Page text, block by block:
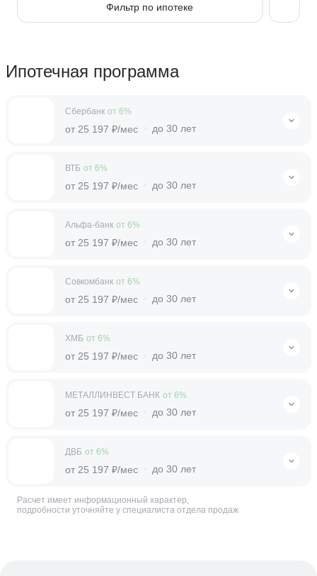
Фильтр по ипотеке
Ипотечная программа
Сбербанк от 6%
от 25 197 ₽/мес до 30 лет
ВТБ от 6%
от 25 197 ₽/мес до 30 лет
Альфа-банк от 6%
от 25 197 ₽/мес до 30 лет
Совкомбанк от 6%
от 25 197 ₽/мес до 30 лет
ХМБ от 6%
от 25 197 ₽/мес до 30 лет
МЕТАЛЛИНВЕСТ БАНК от 6%
от 25 197 ₽/мес до 30 лет
ДВБ от 6%
от 25 197 ₽/мес до 30 лет
Расчет имеет информационный характер,
подробности уточняйте у специалиста отдела продаж